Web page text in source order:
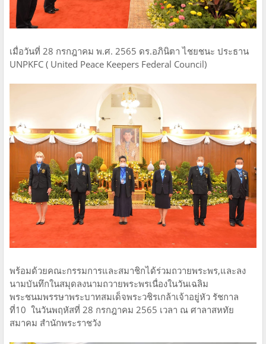
เมื่อวันที่ 28 กรกฎาคม พ.ศ. 2565 ดร.อภินิตา ไชยชนะ ประธาน
UNPKFC ( United Peace Keepers Federal Council)
พร้อมด้วยคณะกรรมการและสมาชิกได้ร่วมถวายพระพร,และลง
นามบันทึกในสมุดลงนามถวายพระพรเนื่องในวันเฉลิม
พระชนมพรรษาพระบาทสมเด็จพระวชิรเกล้าเจ้าอยู่หัว รัชกาล
ที่10 ในวันพฤหัสที่ 28 กรกฎาคม 2565 เวลา ณ ศาลาสหทัย
สมาคม สำนักพระราชวัง